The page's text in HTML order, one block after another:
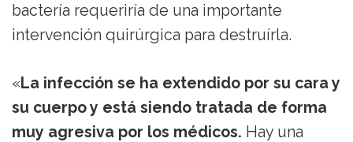
bactería requeriría de una importante
intervención quirúrgica para destruírla.
«La infección se ha extendido por su cara y
su cuerpo y está siendo tratada de forma
muy agresiva por los médicos. Hay una